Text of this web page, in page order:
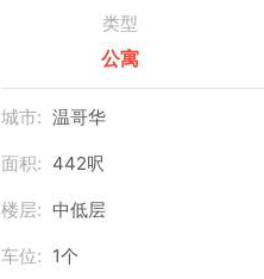
类型
公寓
城市: 温哥华
面积: 442呎
楼层: 中低层
车位: 1个